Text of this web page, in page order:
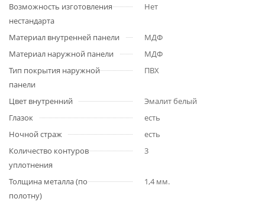
Возможность изготовления
нестандарта
Нет
Материал внутренней панели
МДФ
Материал наружной панели
МДФ
Тип покрытия наружной
панели
ПВХ
Цвет внутренний
Эмалит белый
Глазок
есть
Ночной страж
есть
Количество контуров
уплотнения
3
Толщина металла (по
полотну)
1,4 мм.